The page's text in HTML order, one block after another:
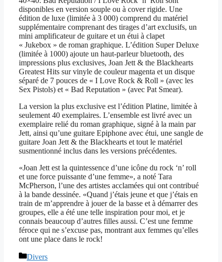
disponibles en version souple ou à cover rigide. Une
édition de luxe (limitée à 3 000) comprend du matériel
supplémentaire comprenant des tirages d’art exclusifs, un
mini amplificateur de guitare et un étui à clapet
« Jukebox » de roman graphique. L’édition Super Deluxe
(limitée à 1000) ajoute un haut-parleur bluetooth, des
impressions plus exclusives, Joan Jett & the Blackhearts
Greatest Hits sur vinyle de couleur magenta et un disque
séparé de 7 pouces de « I Love Rock & Roll » (avec les
Sex Pistols) et « Bad Reputation » (avec Pat Smear).
La version la plus exclusive est l’édition Platine, limitée à
seulement 40 exemplaires. L’ensemble est livré avec un
exemplaire relié du roman graphique, signé à la main par
Jett, ainsi qu’une guitare Epiphone avec étui, une sangle de
guitare Joan Jett & the Blackhearts et tout le matériel
susmentionné inclus dans les versions précédentes.
«Joan Jett est la quintessence d’une icône du rock ‘n’ roll
et une force puissante d’une femme», a noté Tara
McPherson, l’une des artistes acclamées qui ont contribué
à la bande dessinée. «Quand j’étais jeune et que j’étais en
train de m’apprendre à jouer de la basse et à démarrer des
groupes, elle a été une telle inspiration pour moi, et je
connais beaucoup d’autres filles aussi. C’est une femme
féroce qui ne s’excuse pas, montrant aux femmes qu’elles
ont une place dans le rock!
Catégories
Divers